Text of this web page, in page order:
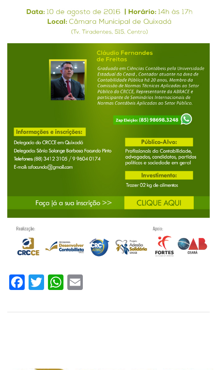
Facebook
TwitterWhatsApp